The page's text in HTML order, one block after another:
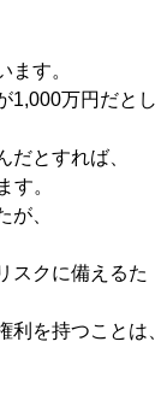
ます。
1,000万円だとし
だとすれば、
す。
が、
スクに備えるた
を持つことは、